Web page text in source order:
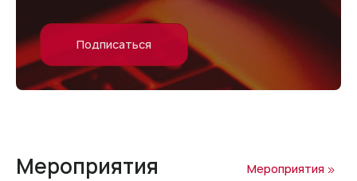
Подписаться
Мероприятия Мероприятия